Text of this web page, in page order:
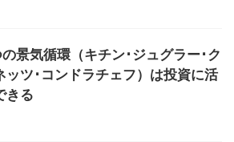
景気循環（キチン･ジュグラー･ク
ッツ･コンドラチェフ）は投資に活
きる